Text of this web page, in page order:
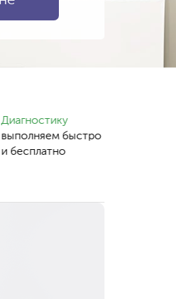
Диагностику
выполняем быстро
и бесплатно